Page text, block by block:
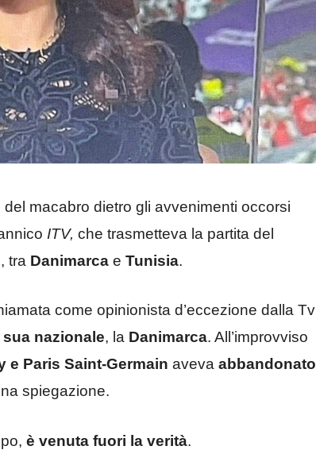
macabro dietro gli avvenimenti occorsi
ITV, che trasmetteva la partita del
tra Danimarca e Tunisia.
come opinionista d’eccezione dalla Tv
sua nazionale, la Danimarca. All’improvviso
e Paris Saint-Germain aveva abbandonato
spiegazione.
è venuta fuori la verità.